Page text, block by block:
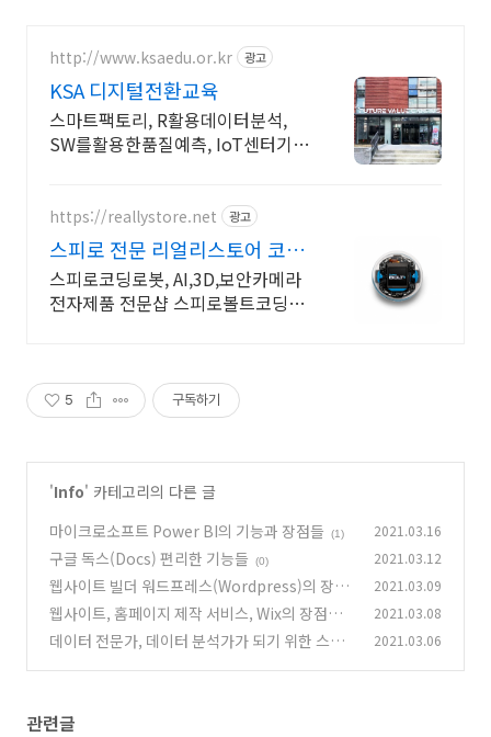
http://www.ksaedu.or.kr 광고
KSA 디지털전환교육
스마트팩토리, R활용데이터분석,
SW를활용한품질예측, IoT센터기
https://reallystore.net 광고
스피로 전문 리얼리스토어 코딩
교육을 쉽고 재밌게
스피로코딩로봇, AI,3D,보안카메라
전자제품 전문샵 스피로볼트코딩로
5 구독하기
'Info' 카테고리의 다른 글
마이크로소프트 Power BI의 기능과 장점들
(1) 2021.03.16
구글 독스(Docs) 편리한 기능들 (0) 2021.03.12
웹사이트 빌더 워드프레스(Wordpress)의 장점
과 기능 알아보기
(0)
2021.03.09
웹사이트, 홈페이지 제작 서비스, Wix의 장점과
단점
(0)
2021.03.08
데이터 전문가, 데이터 분석가가 되기 위한 스킬
2021.03.06
관련글